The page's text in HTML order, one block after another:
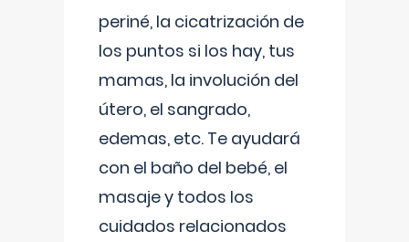
periné, la cicatrización de
los puntos si los hay, tus
mamas, la involución del
útero, el sangrado,
edemas, etc. Te ayudará
con el baño del bebé, el
masaje y todos los
cuidados relacionados